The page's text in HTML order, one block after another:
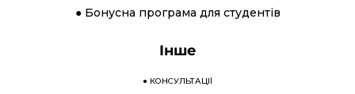
● Бонусна програма для студентів
Інше
● КОНСУЛЬТАЦІЇ